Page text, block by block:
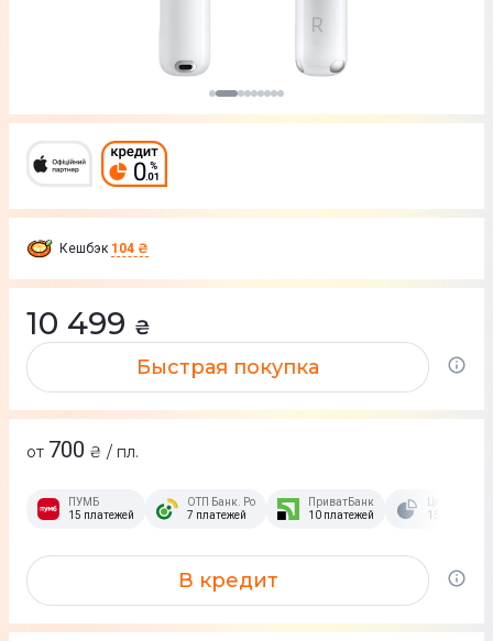
Кешбэк 104 ₴
10 499 ₴
Быстрая покупка
от 700 ₴ / пл.
ПУМБ
15 платежей
ОТП Банк. Розстрочка Скибочка.
7 платежей
ПриватБанк
10 платежей
15 платежей
В кредит